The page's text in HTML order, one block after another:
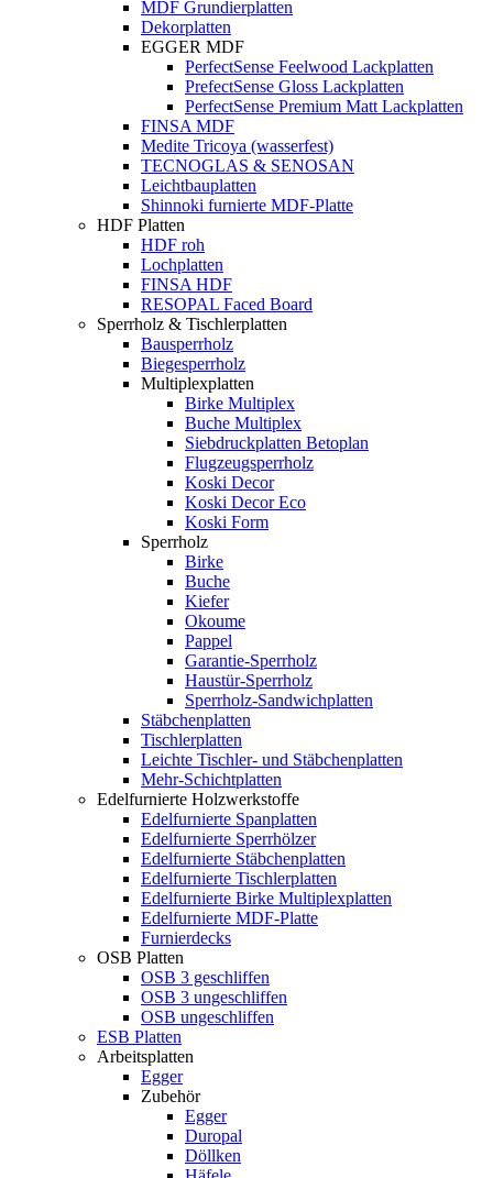
MDF Grundierplatten
Dekorplatten
EGGER MDF
PerfectSense Feelwood Lackplatten
PrefectSense Gloss Lackplatten
PerfectSense Premium Matt Lackplatten
FINSA MDF
Medite Tricoya (wasserfest)
TECNOGLAS & SENOSAN
Leichtbauplatten
Shinnoki furnierte MDF-Platte
HDF Platten
HDF roh
Lochplatten
FINSA HDF
RESOPAL Faced Board
Sperrholz & Tischlerplatten
Bausperrholz
Biegesperrholz
Multiplexplatten
Birke Multiplex
Buche Multiplex
Siebdruckplatten Betoplan
Flugzeugsperrholz
Koski Decor
Koski Decor Eco
Koski Form
Sperrholz
Birke
Buche
Kiefer
Okoume
Pappel
Garantie-Sperrholz
Haustür-Sperrholz
Sperrholz-Sandwichplatten
Stäbchenplatten
Tischlerplatten
Leichte Tischler- und Stäbchenplatten
Mehr-Schichtplatten
Edelfurnierte Holzwerkstoffe
Edelfurnierte Spanplatten
Edelfurnierte Sperrhölzer
Edelfurnierte Stäbchenplatten
Edelfurnierte Tischlerplatten
Edelfurnierte Birke Multiplexplatten
Edelfurnierte MDF-Platte
Furnierdecks
OSB Platten
OSB 3 geschliffen
OSB 3 ungeschliffen
OSB ungeschliffen
ESB Platten
Arbeitsplatten
Egger
Zubehör
Egger
Duropal
Döllken